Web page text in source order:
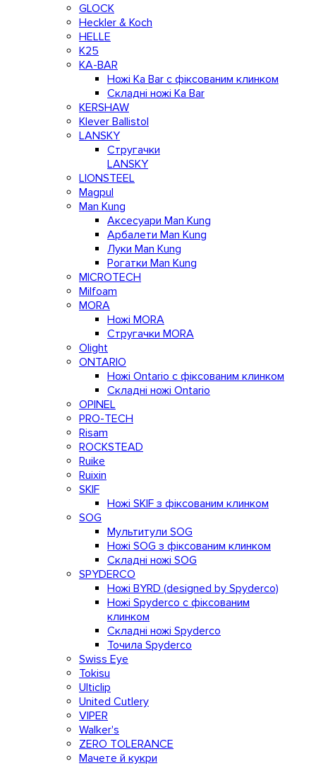
GLOCK
Heckler & Koch
HELLE
K25
KA-BAR
Ножі Ka Bar c фіксованим клинком
Складні ножі Ka Bar
KERSHAW
Klever Ballistol
LANSKY
Стругачки
LANSKY
LIONSTEEL
Magpul
Man Kung
Аксесуари Man Kung
Арбалети Man Kung
Луки Man Kung
Рогатки Man Kung
MICROTECH
Milfoam
MORA
Ножі MORA
Стругачки MORA
Olight
ONTARIO
Ножі Ontario c фіксованим клинком
Складні ножі Ontario
OPINEL
PRO-TECH
Risam
ROCKSTEAD
Ruike
Ruixin
SKIF
Ножі SKIF з фіксованим клинком
SOG
Мультитули SOG
Ножі SOG з фіксованим клинком
Складні ножі SOG
SPYDERCO
Ножі BYRD (designed by Spyderco)
Ножі Spyderco c фіксованим
клинком
Складні ножі Spyderco
Точила Spyderco
Swiss Eye
Tokisu
Ulticlip
United Cutlery
VIPER
Walker's
ZERO TOLERANCE
Мачете й кукри